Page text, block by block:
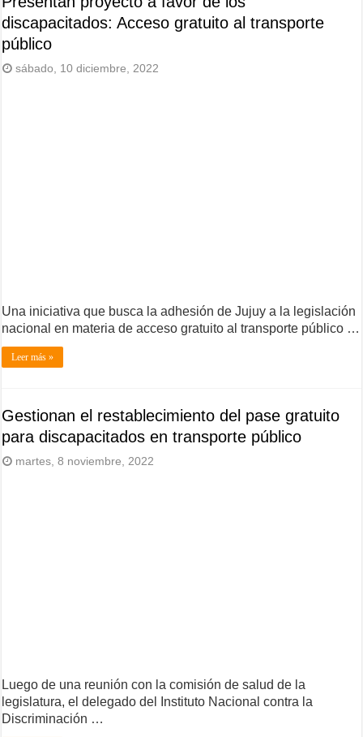
discapacitados: Acceso gratuito al transporte
público
sábado, 10 diciembre, 2022
Una iniciativa que busca la adhesión de Jujuy a la legislación
nacional en materia de acceso gratuito al transporte público …
Leer más »
Gestionan el restablecimiento del pase gratuito
para discapacitados en transporte público
martes, 8 noviembre, 2022
Luego de una reunión con la comisión de salud de la
legislatura, el delegado del Instituto Nacional contra la
Discriminación …